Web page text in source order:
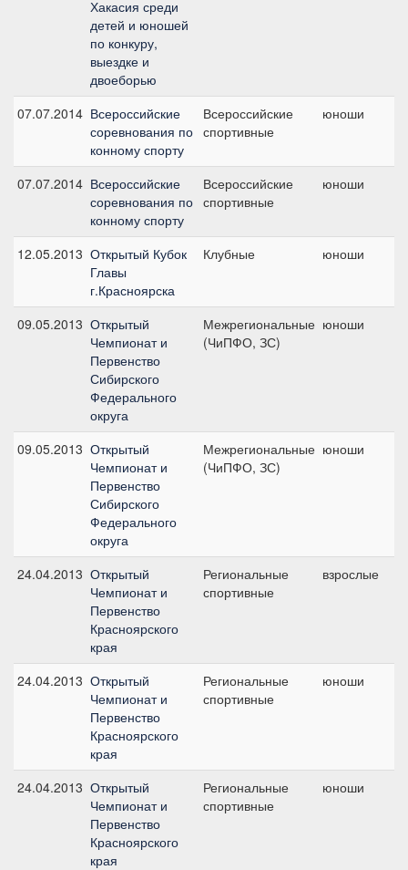
Хакасия среди
детей и юношей
по конкуру,
выездке и
двоеборью
07.07.2014 Всероссийские
соревнования по
конному спорту
Всероссийские
спортивные
юноши
07.07.2014 Всероссийские
соревнования по
конному спорту
Всероссийские
спортивные
юноши
12.05.2013 Открытый Кубок
Главы
г.Красноярска
Клубные юноши
09.05.2013 Открытый
Чемпионат и
Первенство
Сибирского
Федерального
округа
Межрегиональные
(ЧиПФО, ЗС)
юноши
09.05.2013 Открытый
Чемпионат и
Первенство
Сибирского
Федерального
округа
Межрегиональные
(ЧиПФО, ЗС)
юноши
24.04.2013 Открытый
Чемпионат и
Первенство
Красноярского
края
Региональные
спортивные
взрослые
24.04.2013 Открытый
Чемпионат и
Первенство
Красноярского
края
Региональные
спортивные
юноши
24.04.2013 Открытый
Чемпионат и
Первенство
Красноярского
края
Региональные
спортивные
юноши